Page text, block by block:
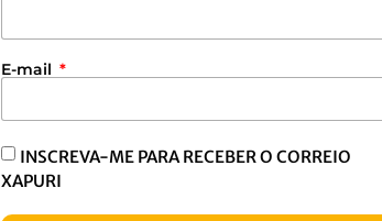
E-mail
INSCREVA-ME PARA RECEBER O CORREIO
XAPURI